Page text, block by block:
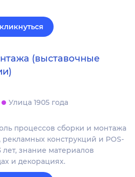
(выставочные
Улица 1905 года
процессов сборки и монтажа
рекламных конструкций и POS-
знание материалов
и декорациях.